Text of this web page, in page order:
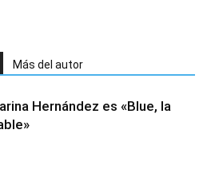
Más del autor
Hernández es «Blue, la